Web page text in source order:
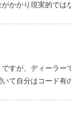
かかり現実的では
すが、ディーラー
て自分はコード有